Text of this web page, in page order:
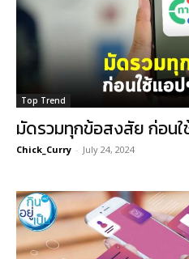
Top Trend
มัดรวมทุกข้อสงสัย ก่อนใ
Chick_Curry - July 24, 2024